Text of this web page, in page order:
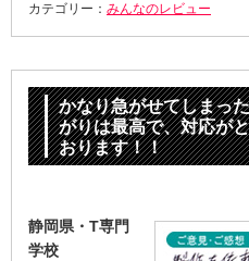
カテゴリー： みんなのレビュー
かなり急がせてしまっ
がりは最高で、対応が
おります！！
静岡県・T専門
学校